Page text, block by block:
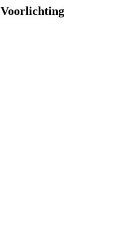
Voorlichting